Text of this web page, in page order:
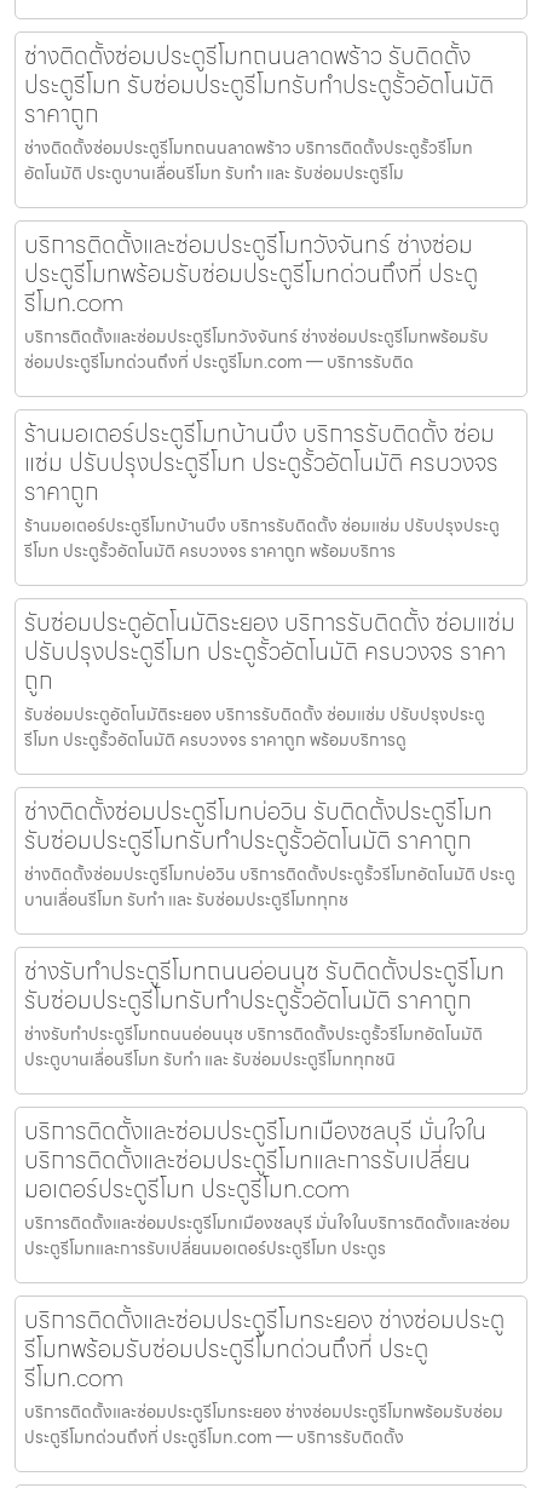
ช่างติดตั้งซ่อมประตูรีโมทถนนลาดพร้าว รับติดตั้ง
ประตูรีโมท รับซ่อมประตูรีโมทรับทำประตูรั้วอัตโนมัติ
ราคาถูก
ช่างติดตั้งซ่อมประตูรีโมทถนนลาดพร้าว บริการติดตั้งประตูรั้วรีโมท
อัตโนมัติ ประตูบานเลื่อนรีโมท รับทำ และ รับซ่อมประตูรีโม
บริการติดตั้งและซ่อมประตูรีโมทวังจันทร์ ช่างซ่อม
ประตูรีโมทพร้อมรับซ่อมประตูรีโมทด่วนถึงที่ ประตู
รีโมท.com
บริการติดตั้งและซ่อมประตูรีโมทวังจันทร์ ช่างซ่อมประตูรีโมทพร้อมรับ
ซ่อมประตูรีโมทด่วนถึงที่ ประตูรีโมท.com — บริการรับติด
ร้านมอเตอร์ประตูรีโมทบ้านบึง บริการรับติดตั้ง ซ่อม
แซ่ม ปรับปรุงประตูรีโมท ประตูรั้วอัตโนมัติ ครบวงจร
ราคาถูก
ร้านมอเตอร์ประตูรีโมทบ้านบึง บริการรับติดตั้ง ซ่อมแซ่ม ปรับปรุงประตู
รีโมท ประตูรั้วอัตโนมัติ ครบวงจร ราคาถูก พร้อมบริการ
รับซ่อมประตูอัตโนมัติระยอง บริการรับติดตั้ง ซ่อมแซ่ม
ปรับปรุงประตูรีโมท ประตูรั้วอัตโนมัติ ครบวงจร ราคา
ถูก
รับซ่อมประตูอัตโนมัติระยอง บริการรับติดตั้ง ซ่อมแซ่ม ปรับปรุงประตู
รีโมท ประตูรั้วอัตโนมัติ ครบวงจร ราคาถูก พร้อมบริการดู
ช่างติดตั้งซ่อมประตูรีโมทบ่อวิน รับติดตั้งประตูรีโมท
รับซ่อมประตูรีโมทรับทำประตูรั้วอัตโนมัติ ราคาถูก
ช่างติดตั้งซ่อมประตูรีโมทบ่อวิน บริการติดตั้งประตูรั้วรีโมทอัตโนมัติ ประตู
บานเลื่อนรีโมท รับทำ และ รับซ่อมประตูรีโมททุกช
ช่างรับทำประตูรีโมทถนนอ่อนนุช รับติดตั้งประตูรีโมท
รับซ่อมประตูรีโมทรับทำประตูรั้วอัตโนมัติ ราคาถูก
ช่างรับทำประตูรีโมทถนนอ่อนนุช บริการติดตั้งประตูรั้วรีโมทอัตโนมัติ
ประตูบานเลื่อนรีโมท รับทำ และ รับซ่อมประตูรีโมททุกชนิ
บริการติดตั้งและซ่อมประตูรีโมทเมืองชลบุรี มั่นใจใน
บริการติดตั้งและซ่อมประตูรีโมทและการรับเปลี่ยน
มอเตอร์ประตูรีโมท ประตูรีโมท.com
บริการติดตั้งและซ่อมประตูรีโมทเมืองชลบุรี มั่นใจในบริการติดตั้งและซ่อม
ประตูรีโมทและการรับเปลี่ยนมอเตอร์ประตูรีโมท ประตูร
บริการติดตั้งและซ่อมประตูรีโมทระยอง ช่างซ่อมประตู
รีโมทพร้อมรับซ่อมประตูรีโมทด่วนถึงที่ ประตู
รีโมท.com
บริการติดตั้งและซ่อมประตูรีโมทระยอง ช่างซ่อมประตูรีโมทพร้อมรับซ่อม
ประตูรีโมทด่วนถึงที่ ประตูรีโมท.com — บริการรับติดตั้ง